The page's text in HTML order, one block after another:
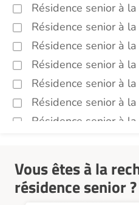
Résidence senior à
Résidence senior à
Résidence senior à
Résidence senior à
Résidence senior à
Résidence senior à
Résidence senior à
Résidence senior à
Résidence senior à
Résidence senior à la
Vous êtes à la
résidence senior ?